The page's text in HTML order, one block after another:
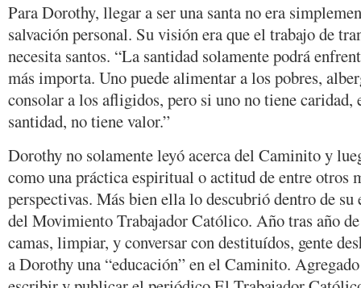
Para Dorothy, llegar a ser una santa no era
salvación personal. Su visión era que el trabajo de
necesita santos. “La santidad solamente podrá
más importa. Uno puede alimentar a los pobres,
consolar a los afligidos, pero si uno no tiene caridad,
santidad, no tiene valor.”
Dorothy no solamente leyó acerca del Caminito y
como una práctica espiritual o actitud de entre otros
perspectivas. Más bien ella lo descubrió dentro de
del Movimiento Trabajador Católico. Año tras año
camas, limpiar, y conversar con destituídos, gente
a Dorothy una “educación” en el Caminito.